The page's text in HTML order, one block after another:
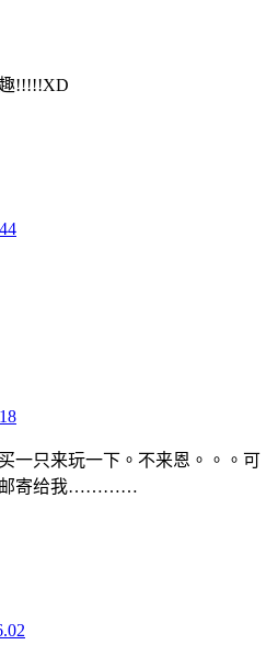
!!!!!XD
一只来玩一下。不来恩。。。可
邮寄给我…………